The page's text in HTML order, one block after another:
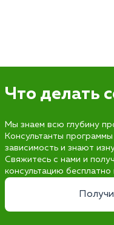
Что делать
Мы знаем всю глубину
Консультанты
зависимость и знают
Свяжитесь с нами и
консультацию бесплатно